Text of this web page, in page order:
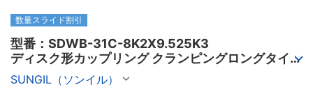
数量スライド割引
型番：SDWB-31C-8K2X9.525K3
ディスク形カップリング クランピングロングタイプ
（ダブルディスク）
SUNGIL（ソンイル）